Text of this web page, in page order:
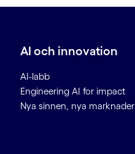
AI och innovation
AI-labb
Engineering AI for impact
Nya sinnen, nya marknader